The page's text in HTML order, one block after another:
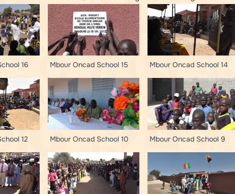
16 Mbour Oncad School 15 Mbour Oncad School 14
12 Mbour Oncad School 10 Mbour Oncad School 9